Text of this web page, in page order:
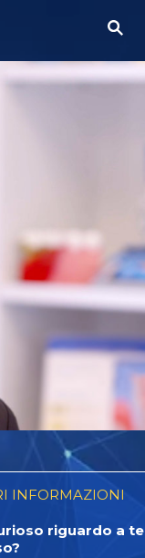
INFORMAZIONI
riguardo a te